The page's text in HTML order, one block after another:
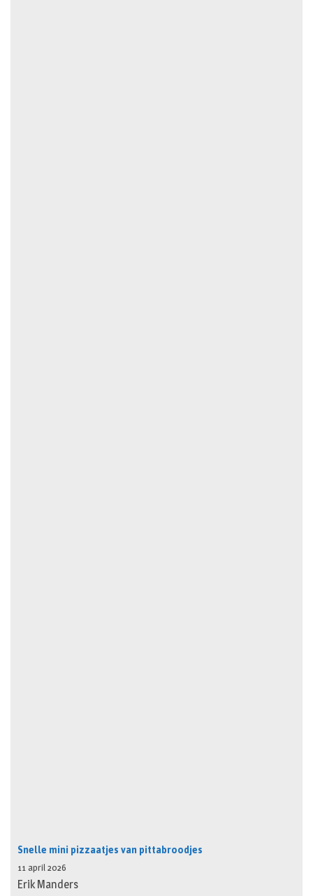
Snelle mini pizzaatjes van pittabroodjes
11 april 2026
Erik Manders